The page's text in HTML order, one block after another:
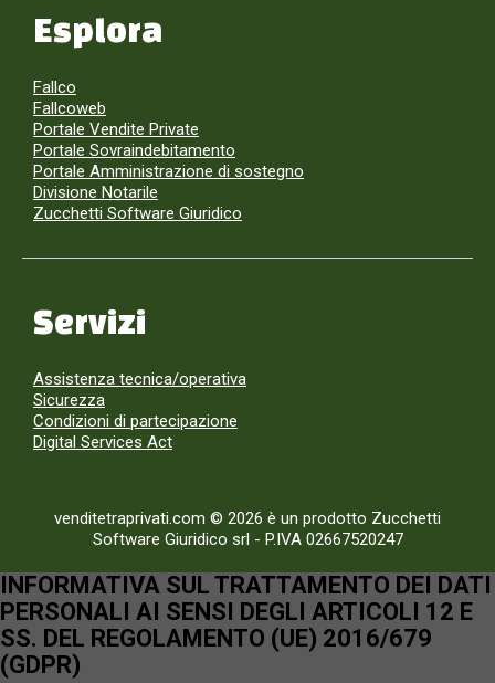
Esplora
Fallco
Fallcoweb
Portale Vendite Private
Portale Sovraindebitamento
Portale Amministrazione di sostegno
Divisione Notarile
Zucchetti Software Giuridico
Servizi
Assistenza tecnica/operativa
Sicurezza
Condizioni di partecipazione
Digital Services Act
venditetraprivati.com © 2026 è un prodotto Zucchetti
Software Giuridico srl - P.IVA 02667520247
INFORMATIVA SUL TRATTAMENTO DEI DATI
PERSONALI AI SENSI DEGLI ARTICOLI 12 E
SS. DEL REGOLAMENTO (UE) 2016/679
(GDPR)